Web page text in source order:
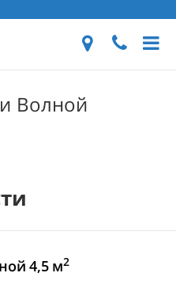
Волной
4,5 м2